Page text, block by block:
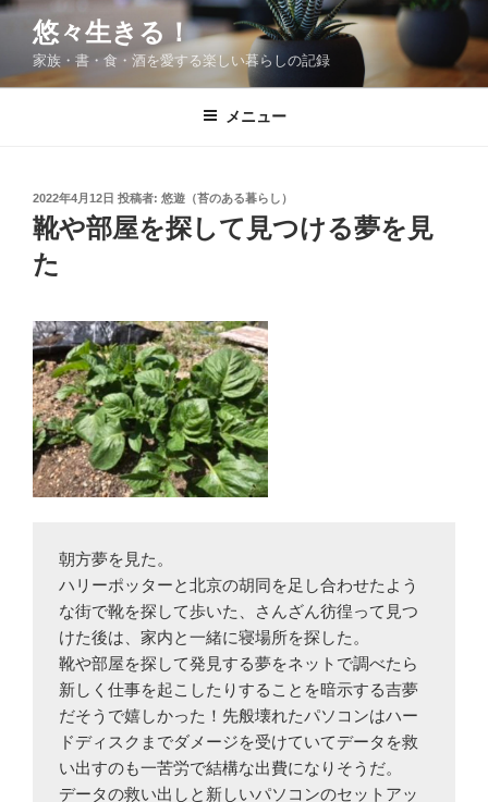
コ
ン
悠々生きる！
家族・書・食・酒を愛する楽しい暮らしの記録
メニュー
投
稿
日:
2022年4月12日 投稿者: 悠遊（苔のある暮らし）
靴や部屋を探して見つける夢を見
た
朝方夢を見た。
ハリーポッターと北京の胡同を足し合わせたよう
な街で靴を探して歩いた、さんざん彷徨って見つ
けた後は、家内と一緒に寝場所を探した。
靴や部屋を探して発見する夢をネットで調べたら
新しく仕事を起こしたりすることを暗示する吉夢
だそうで嬉しかった！先般壊れたパソコンはハー
ドディスクまでダメージを受けていてデータを救
い出すのも一苦労で結構な出費になりそうだ。
データの救い出しと新しいパソコンのセットアッ